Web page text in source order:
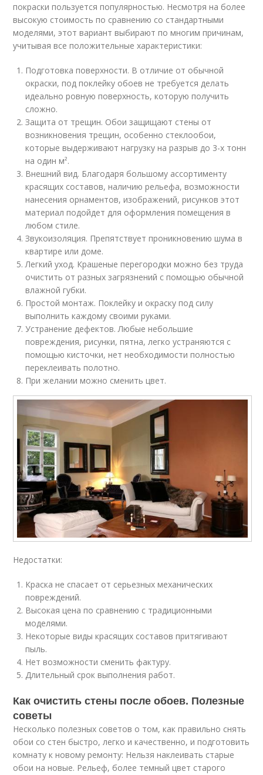
покраски пользуется популярностью. Несмотря на более
высокую стоимость по сравнению со стандартными
моделями, этот вариант выбирают по многим причинам,
учитывая все положительные характеристики:
Подготовка поверхности. В отличие от обычной
окраски, под поклейку обоев не требуется делать
идеально ровную поверхность, которую получить
сложно.
Защита от трещин. Обои защищают стены от
возникновения трещин, особенно стеклообои,
которые выдерживают нагрузку на разрыв до 3-х тонн
на один м².
Внешний вид. Благодаря большому ассортименту
красящих составов, наличию рельефа, возможности
нанесения орнаментов, изображений, рисунков этот
материал подойдет для оформления помещения в
любом стиле.
Звукоизоляция. Препятствует проникновению шума в
квартире или доме.
Легкий уход. Крашеные перегородки можно без труда
очистить от разных загрязнений с помощью обычной
влажной губки.
Простой монтаж. Поклейку и окраску под силу
выполнить каждому своими руками.
Устранение дефектов. Любые небольшие
повреждения, рисунки, пятна, легко устраняются с
помощью кисточки, нет необходимости полностью
переклеивать полотно.
При желании можно сменить цвет.
Недостатки:
Краска не спасает от серьезных механических
повреждений.
Высокая цена по сравнению с традиционными
моделями.
Некоторые виды красящих составов притягивают
пыль.
Нет возможности сменить фактуру.
Длительный срок выполнения работ.
Как очистить стены после обоев. Полезные
советы
Несколько полезных советов о том, как правильно снять
обои со стен быстро, легко и качественно, и подготовить
комнату к новому ремонту: Нельзя наклеивать старые
обои на новые. Рельеф, более темный цвет старого